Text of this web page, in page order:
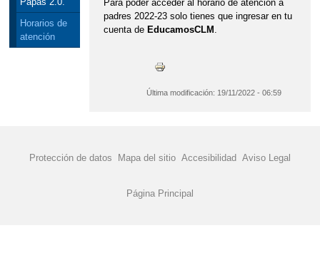
Horarios de
atención
Para poder acceder al horario de atención a
padres 2022-23 solo tienes que ingresar en tu
cuenta de EducamosCLM
Última modificación: 19/11/2022 - 06:59
Protección de datos Mapa del sitio Accesibilidad Aviso Legal
Página Principal